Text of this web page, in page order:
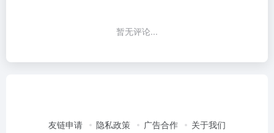
暂无评论...
友链申请 隐私政策 广告合作 关于我们